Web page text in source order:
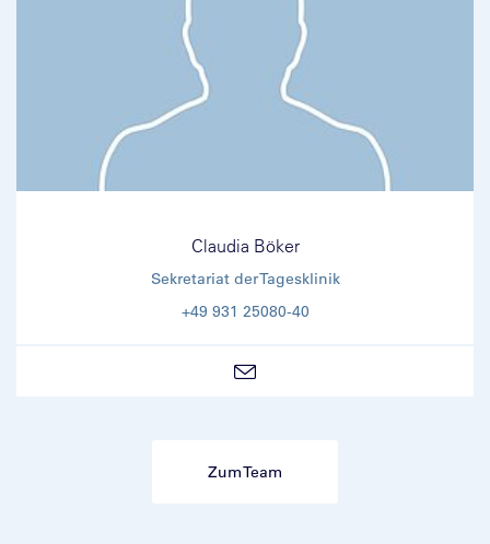
Claudia Böker
Sekretariat der Tagesklinik
+49 931 25080-40
Zum Team